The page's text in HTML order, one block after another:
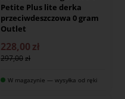
Petite Plus lite derka
przeciwdeszczowa 0 gram
Outlet
228,00 zł
297,00
W magazynie — wysyłka od ręki